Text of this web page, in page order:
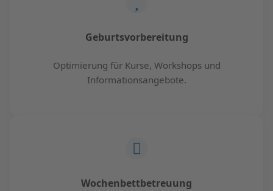
Geburtsvorbereitung
Optimierung für Kurse, Workshops und
Informationsangebote.
Wochenbettbetreuung